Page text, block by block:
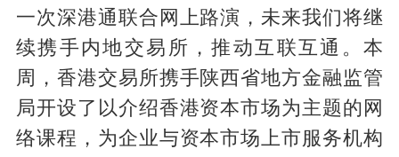
一次深港通联合网上路演，未来我们将继
续携手内地交易所，推动互联互通。本
周，香港交易所携手陕西省地方金融监管
局开设了以介绍香港资本市场为主题的网
络课程，为企业与资本市场上市服务机构